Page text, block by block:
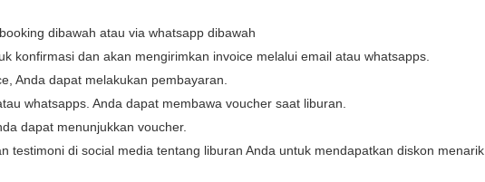
dibawah atau via whatsapp dibawah
konfirmasi dan akan mengirimkan invoice melalui email atau whatsapps.
Anda dapat melakukan pembayaran.
whatsapps. Anda dapat membawa voucher saat liburan.
dapat menunjukkan voucher.
testimoni di social media tentang liburan Anda untuk mendapatkan diskon menarik.